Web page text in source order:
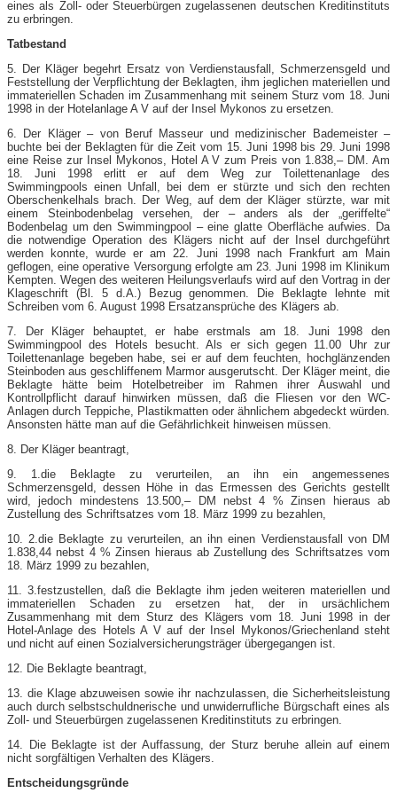
eines als Zoll- oder Steuerbürgen zugelassenen deutschen Kreditinstituts
zu erbringen.
Tatbestand
5. Der Kläger begehrt Ersatz von Verdienstausfall, Schmerzensgeld und
Feststellung der Verpflichtung der Beklagten, ihm jeglichen materiellen und
immateriellen Schaden im Zusammenhang mit seinem Sturz vom 18. Juni
1998 in der Hotelanlage A V auf der Insel Mykonos zu ersetzen.
6. Der Kläger – von Beruf Masseur und medizinischer Bademeister –
buchte bei der Beklagten für die Zeit vom 15. Juni 1998 bis 29. Juni 1998
eine Reise zur Insel Mykonos, Hotel A V zum Preis von 1.838,– DM. Am
18. Juni 1998 erlitt er auf dem Weg zur Toilettenanlage des
Swimmingpools einen Unfall, bei dem er stürzte und sich den rechten
Oberschenkelhals brach. Der Weg, auf dem der Kläger stürzte, war mit
einem Steinbodenbelag versehen, der – anders als der „geriffelte“
Bodenbelag um den Swimmingpool – eine glatte Oberfläche aufwies. Da
die notwendige Operation des Klägers nicht auf der Insel durchgeführt
werden konnte, wurde er am 22. Juni 1998 nach Frankfurt am Main
geflogen, eine operative Versorgung erfolgte am 23. Juni 1998 im Klinikum
Kempten. Wegen des weiteren Heilungsverlaufs wird auf den Vortrag in der
Klageschrift (Bl. 5 d.A.) Bezug genommen. Die Beklagte lehnte mit
Schreiben vom 6. August 1998 Ersatzansprüche des Klägers ab.
7. Der Kläger behauptet, er habe erstmals am 18. Juni 1998 den
Swimmingpool des Hotels besucht. Als er sich gegen 11.00 Uhr zur
Toilettenanlage begeben habe, sei er auf dem feuchten, hochglänzenden
Steinboden aus geschliffenem Marmor ausgerutscht. Der Kläger meint, die
Beklagte hätte beim Hotelbetreiber im Rahmen ihrer Auswahl und
Kontrollpflicht darauf hinwirken müssen, daß die Fliesen vor den WC-
Anlagen durch Teppiche, Plastikmatten oder ähnlichem abgedeckt würden.
Ansonsten hätte man auf die Gefährlichkeit hinweisen müssen.
8. Der Kläger beantragt,
9. 1.die Beklagte zu verurteilen, an ihn ein angemessenes
Schmerzensgeld, dessen Höhe in das Ermessen des Gerichts gestellt
wird, jedoch mindestens 13.500,– DM nebst 4 % Zinsen hieraus ab
Zustellung des Schriftsatzes vom 18. März 1999 zu bezahlen,
10. 2.die Beklagte zu verurteilen, an ihn einen Verdienstausfall von DM
1.838,44 nebst 4 % Zinsen hieraus ab Zustellung des Schriftsatzes vom
18. März 1999 zu bezahlen,
11. 3.festzustellen, daß die Beklagte ihm jeden weiteren materiellen und
immateriellen Schaden zu ersetzen hat, der in ursächlichem
Zusammenhang mit dem Sturz des Klägers vom 18. Juni 1998 in der
Hotel-Anlage des Hotels A V auf der Insel Mykonos/Griechenland steht
und nicht auf einen Sozialversicherungsträger übergegangen ist.
12. Die Beklagte beantragt,
13. die Klage abzuweisen sowie ihr nachzulassen, die Sicherheitsleistung
auch durch selbstschuldnerische und unwiderrufliche Bürgschaft eines als
Zoll- und Steuerbürgen zugelassenen Kreditinstituts zu erbringen.
14. Die Beklagte ist der Auffassung, der Sturz beruhe allein auf einem
nicht sorgfältigen Verhalten des Klägers.
Entscheidungsgründe